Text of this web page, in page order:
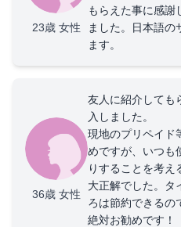
23歳 女性
もらえた事に感謝
ました。日本語の
ます。
36歳 女性
友人に紹介しても
入しました。
現地のプリペイド
めですが、いつも
りすることを考え
大正解でした。タ
ろは節約できるの
絶対お勧めです！